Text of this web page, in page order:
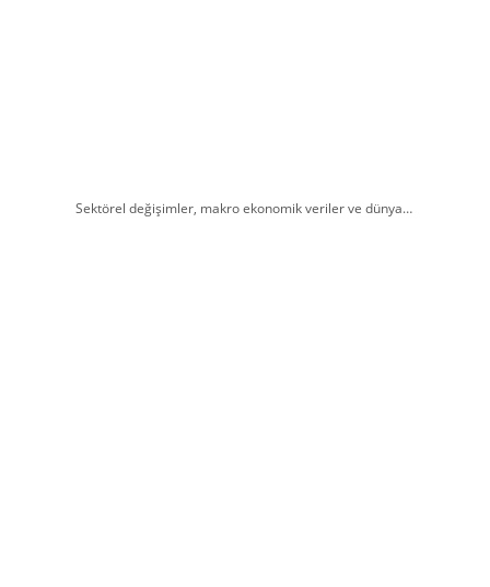
Sektörel değişimler, makro ekonomik veriler ve dünya…